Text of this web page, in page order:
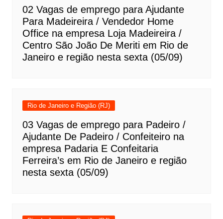
02 Vagas de emprego para Ajudante
Para Madeireira / Vendedor Home
Office na empresa Loja Madeireira /
Centro São João De Meriti em Rio de
Janeiro e região nesta sexta (05/09)
Rio de Janeiro e Região (RJ)
03 Vagas de emprego para Padeiro /
Ajudante De Padeiro / Confeiteiro na
empresa Padaria E Confeitaria
Ferreira’s em Rio de Janeiro e região
nesta sexta (05/09)